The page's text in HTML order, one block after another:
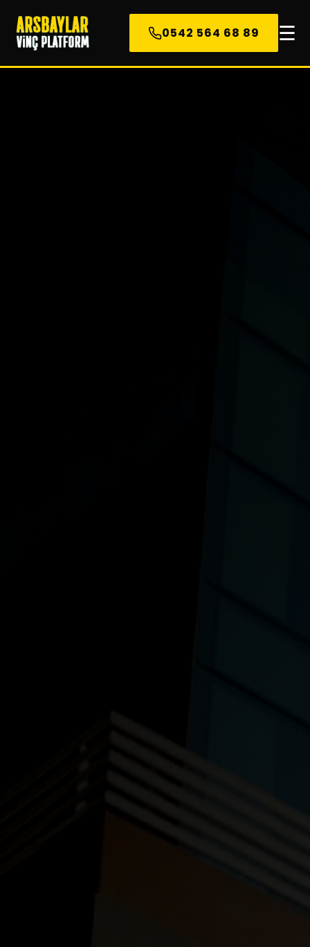
0542 564 68 89 ☰